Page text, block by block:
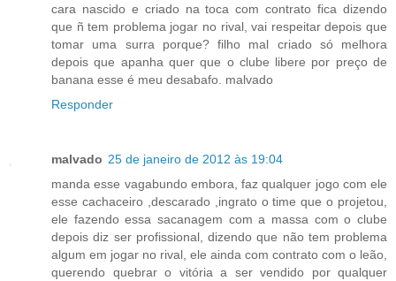
cara nascido e criado na toca com contrato fica dizendo
que ñ tem problema jogar no rival, vai respeitar depois que
tomar uma surra porque? filho mal criado só melhora
depois que apanha quer que o clube libere por preço de
banana esse é meu desabafo. malvado
Responder
malvado 25 de janeiro de 2012 às 19:04
manda esse vagabundo embora, faz qualquer jogo com ele
esse cachaceiro ,descarado ,ingrato o time que o projetou,
ele fazendo essa sacanagem com a massa com o clube
depois diz ser profissional, dizendo que não tem problema
algum em jogar no rival, ele ainda com contrato com o leão,
querendo quebrar o vitória a ser vendido por qualquer